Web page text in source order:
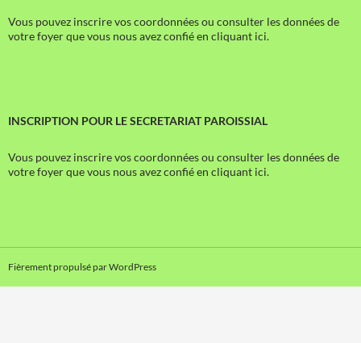
Vous pouvez inscrire vos coordonnées ou consulter les données de
votre foyer que vous nous avez confié en cliquant ici.
INSCRIPTION POUR LE SECRETARIAT PAROISSIAL
Vous pouvez inscrire vos coordonnées ou consulter les données de
votre foyer que vous nous avez confié en cliquant ici.
Fièrement propulsé par WordPress